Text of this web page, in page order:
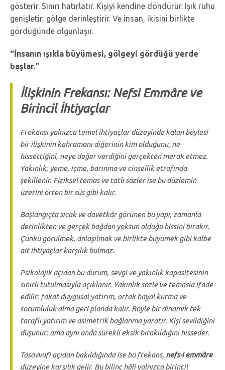
gösterir. Sınırı hatırlatır. Kişiyi kendine döndürür. Işık ruhu
genişletir, gölge derinleştirir. Ve insan, ikisini birlikte
gördüğünde olgunlaşır.
“İnsanın ışıkla büyümesi, gölgeyi gördüğü yerde
başlar.”
İlişkinin Frekansı: Nefsi Emmâre ve
Birincil İhtiyaçlar
Frekansı yalnızca temel ihtiyaçlar düzeyinde kalan böylesi
bir ilişkinin kahramanı diğerinin kim olduğunu, ne
hissettiğini, neye değer verdiğini gerçekten merak etmez.
Yakınlık; yeme, içme, barınma ve cinsellik etrafında
şekillenir. Fiziksel temas ve tatlı sözler ise bu düzlemin
üzerini örten bir süs gibi kalır.
Başlangıçta sıcak ve davetkâr görünen bu yapı, zamanla
derinlikten ve gerçek bağdan yoksun olduğu hissini bırakır.
Çünkü görülmek, anlaşılmak ve birlikte büyümek gibi kalbe
ait ihtiyaçlar karşılık bulmaz.
Psikolojik açıdan bu durum, sevgi ve yakınlık kapasitesinin
sınırlı tutulmasıyla açıklanır. Yakınlık sözle ve temasla ifade
edilir; fakat duygusal yatırım, ortak hayal kurma ve
sorumluluk alma geri planda kalır. Böyle bir dinamiktek
taraflı yatırımveasimetrik bağlanmayaratır. Kişi sevildiğini
düşünür; ama aynı anda sürekli eksik bırakıldığını hisseder.
Tasavvufi açıdan bakıldığında ise bu frekans, nefs-i emmâre
düzeyine karşılık gelir. Bu bilinç hâli yalnızca birincil